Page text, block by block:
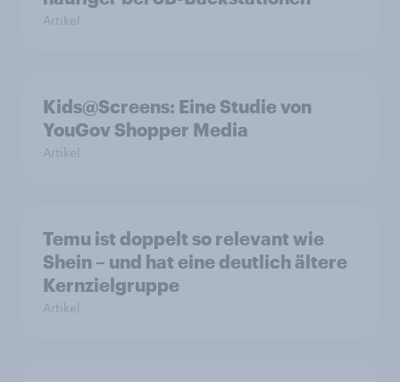
Artikel
Kids@Screens: Eine Studie von
YouGov Shopper Media
Artikel
Temu ist doppelt so relevant wie
Shein – und hat eine deutlich ältere
Kernzielgruppe
Artikel